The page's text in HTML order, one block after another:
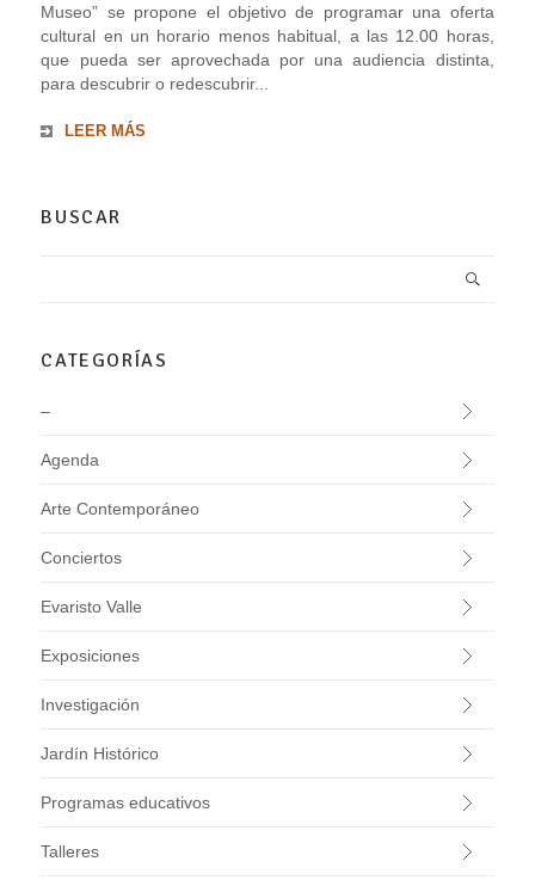
Museo” se propone el objetivo de programar una oferta
cultural en un horario menos habitual, a las 12.00 horas,
que pueda ser aprovechada por una audiencia distinta,
para descubrir o redescubrir...
LEER MÁS
BUSCAR
CATEGORÍAS
–
Agenda
Arte Contemporáneo
Conciertos
Evaristo Valle
Exposiciones
Investigación
Jardín Histórico
Programas educativos
Talleres